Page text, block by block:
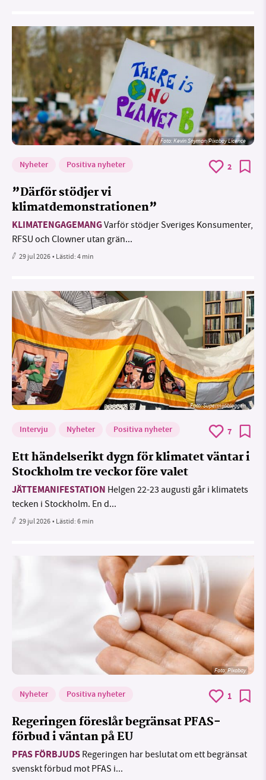
Foto:Kevin Snyman/Pixabay Licence
Nyheter Positiva nyheter 2
”Därför stödjer vi
klimatdemonstrationen”
KLIMATENGAGEMANGVarför stödjer Sveriges Konsumenter,
RFSU och Clowner utan grän...
29 jul 2026• Lästid:4 min
Foto: Supermijöbloggen
Intervju Nyheter Positiva nyheter 7
Ett händelserikt dygn för klimatet väntar i
Stockholm tre veckor före valet
JÄTTEMANIFESTATION Helgen 22-23 augusti går i klimatets
tecken i Stockholm. En d...
29 jul 2026• Lästid:6 min
Foto:Pixabay
Nyheter Positiva nyheter 1
Regeringen föreslår begränsat PFAS-
förbud i väntan på EU
PFAS FÖRBJUDS Regeringen har beslutat om ett begränsat
svenskt förbud mot PFAS i...